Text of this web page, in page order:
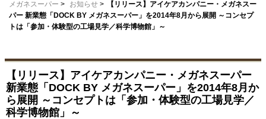
メガネスーパー > お知らせ >
【リリース】アイケアカンパニー・メガネスー
パー 新業態「DOCK BY メガネスーパー」を2014年8月から展開 ～コンセプ
トは「参加・体験型の工場見学／科学博物館」～
【リリース】アイケアカンパニー・メガネスーパー
新業態「DOCK BY メガネスーパー」を2014年8月か
ら展開 ～コンセプトは「参加・体験型の工場見学／
科学博物館」～